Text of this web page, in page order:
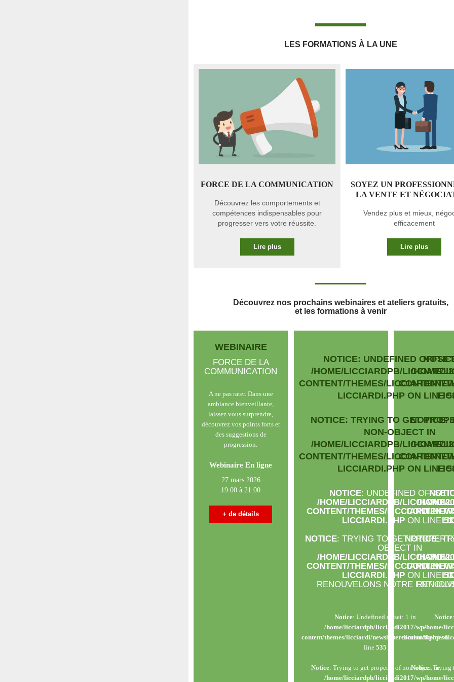
LES FORMATIONS À LA UNE
FORCE DE LA COMMUNICATION
Découvrez les comportements et
compétences indispensables pour
progresser vers votre réussite.
Lire plus
SOYEZ UN
LA VENTE ET
Vendez plus et mieux,
efficacement
Lire plus
Découvrez nos prochains webinaires et ateliers gratuits,
et les formations à venir
WEBINAIRE
FORCE DE LA
COMMUNICATION
A ne pas rater. Dans une
ambiance bienveillante,
laissez vous surprendre,
découvrez vos points forts et
des suggestions de
progression.
Webinaire En ligne
27 mars 2026
19:00 à 21:00
+ de détails
NOTICE: UNDEFINED
/HOME/LICCIARDPB/
CONTENT/THEMES/LICCIARDI/
LICCIARDI.PHP ON LINE
NOTICE: TRYING TO GET
NON-OBJECT IN
/HOME/LICCIARDPB/
CONTENT/THEMES/LICCIARDI/
LICCIARDI.PHP ON LINE
NOTICE: UNDEFINED
/HOME/LICCIARDPB/
CONTENT/THEMES/LICCIARDI/
LICCIARDI.PHP ON LINE
NOTICE: TRYING TO GET
OBJECT IN
/HOME/LICCIARDPB/
CONTENT/THEMES/LICCIARDI/
LICCIARDI.PHP ON LINE
RENOUVELONS NOTRE
Notice: Undefined offset: 1 in
/home/licciardpb/licciardi2017/wp-
content/themes/licciardi/newsletter-licciardi.phpon
line 535
Notice: Trying to get property of non-object in
/home/licciardpb/licciardi2017/wp-
/HOME/
CONTENT/
NOTICE:
/HOME/
CONTENT/
/HOME/
CONTENT/
NOTICE:
/HOME/
CONTENT/
Notice
/home/
content/themes/
Notice: Trying
/home/